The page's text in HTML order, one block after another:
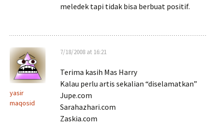
meledek tapi tidak bisa berbuat positif.
yasir
maqosid
7/18/2008 at 16:21
Terima kasih Mas Harry
Kalau perlu artis sekalian “diselamatkan”
Jupe.com
Sarahazhari.com
Zaskia.com